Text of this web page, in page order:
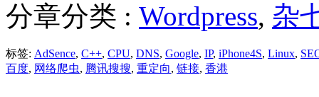
分章分类 : Wordpress, 杂
标签: AdSence, C++, CPU, DNS, Google, IP, iPhone4S, Linux,
百度, 网络爬虫, 腾讯搜搜, 重定向, 链接, 香港